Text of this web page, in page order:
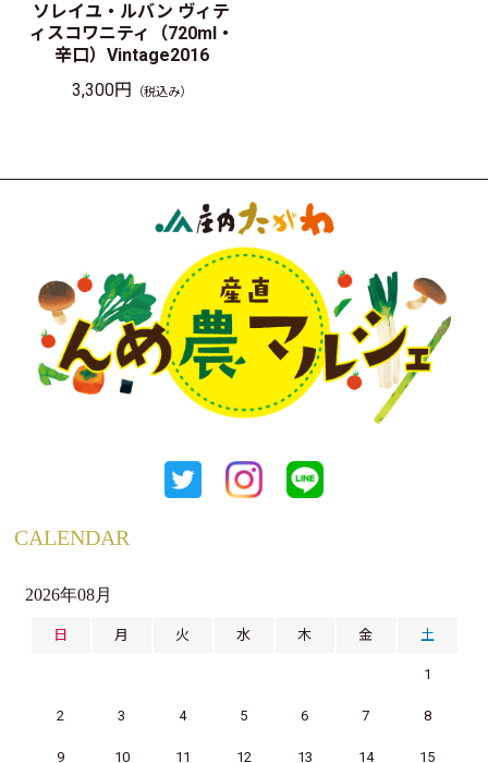
ソレイユ・ルバン ヴィテ
ィスコワニティ（720ml・
辛口）Vintage2016
3,300円 （税込み）
CALENDAR
2026年08月
日 月 火 水 木 金 土
1
2 3 4 5 6 7 8
9 10 11 12 13 14 15